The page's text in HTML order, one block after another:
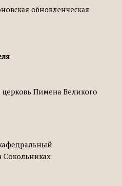
обновленческая
церковь Пимена Великого
Сокольниках